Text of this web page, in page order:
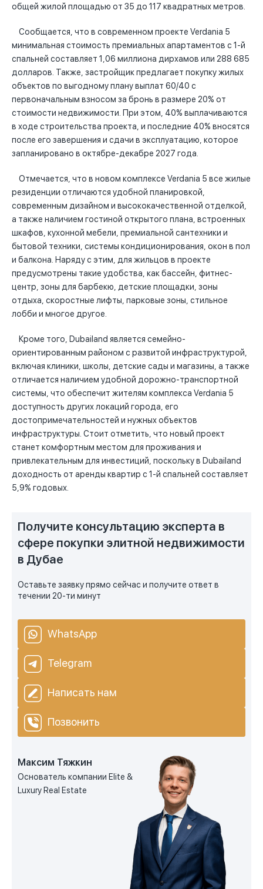
общей жилой площадью от 35 до 117 квадратных метров.
Сообщается, что в современном проекте Verdania 5
минимальная стоимость премиальных апартаментов с 1-й
спальней составляет 1,06 миллиона дирхамов или 288 685
долларов. Также, застройщик предлагает покупку жилых
объектов по выгодному плану выплат 60/40 с
первоначальным взносом за бронь в размере 20% от
стоимости недвижимости. При этом, 40% выплачиваются
в ходе строительства проекта, и последние 40% вносятся
после его завершения и сдачи в эксплуатацию, которое
запланировано в октябре-декабре 2027 года.
Отмечается, что в новом комплексе Verdania 5 все жилые
резиденции отличаются удобной планировкой,
современным дизайном и высококачественной отделкой,
а также наличием гостиной открытого плана, встроенных
шкафов, кухонной мебели, премиальной сантехники и
бытовой техники, системы кондиционирования, окон в пол
и балкона. Наряду с этим, для жильцов в проекте
предусмотрены такие удобства, как бассейн, фитнес-
центр, зоны для барбекю, детские площадки, зоны
отдыха, скоростные лифты, парковые зоны, стильное
лобби и многое другое.
Кроме того, Dubailand является семейно-
ориентированным районом с развитой инфраструктурой,
включая клиники, школы, детские сады и магазины, а также
отличается наличием удобной дорожно-транспортной
системы, что обеспечит жителям комплекса Verdania 5
доступность других локаций города, его
достопримечательностей и нужных объектов
инфраструктуры. Стоит отметить, что новый проект
станет комфортным местом для проживания и
привлекательным для инвестиций, поскольку в Dubailand
доходность от аренды квартир с 1-й спальней составляет
5,9% годовых.
Получите консультацию эксперта в
сфере покупки элитной недвижимости
в Дубае
Оставьте заявку прямо сейчас и получите ответ в
течении 20-ти минут
WhatsApp
Telegram
Написать нам
Позвонить
Максим Тяжкин
Основатель компании Elite &
Luxury Real Estate